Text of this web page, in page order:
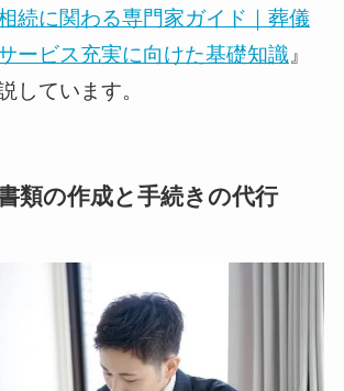
続に関わる専門家ガイド｜葬儀
ービス充実に向けた基礎知識』
しています。
書類の作成と手続きの代行